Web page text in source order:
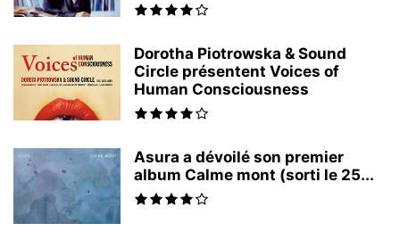
Dorotha Piotrowska & Sound
Circle présentent Voices of
Human Consciousness
Asura a dévoilé son premier
album Calme mont (sorti le 25...